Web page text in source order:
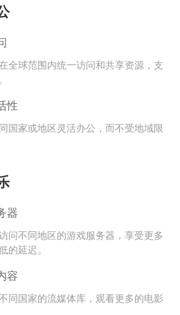
全球范围内统一访问和共享资源，支
性
国家或地区灵活办公，而不受地域限
器
问不同地区的游戏服务器，享受更多
的延迟。
容
同国家的流媒体库，观看更多的电影